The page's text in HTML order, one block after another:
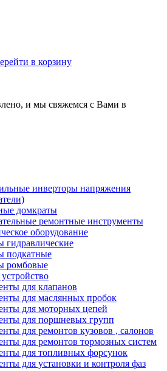
в корзину
и мы свяжемся с Вами в
инверторы напряжения
домкраты
ремонтные инструменты
оборудование
гидравлические
подкатные
ромбовые
для клапанов
для маслянных пробок
для моторных цепей
для поршневых групп
для ремонтов кузовов , салонов
для ремонтов тормозных систем
для топливных форсунок
для установки и контроля фаз